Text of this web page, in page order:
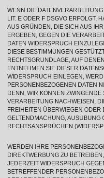
WENN DIE
LIT. E ODER F DSGVO ERFOLGT,
AUS GRÜNDEN, DIE SICH AUS
ERGEBEN, GEGEN DIE
DATEN WIDERSPRUCH
DIESE BESTIMMUNGEN
RECHTSGRUNDLAGE, AUF
ENTNEHMEN SIE DIESER
WIDERSPRUCH EINLEGEN,
PERSONENBEZOGENEN DATEN
DENN, WIR KÖNNEN
VERARBEITUNG NACHWEISEN,
FREIHEITEN ÜBERWIEGEN
GELTENDMACHUNG, AUSÜBUNG
RECHTSANSPRÜCHEN
WERDEN IHRE
DIREKTWERBUNG ZU
JEDERZEIT WIDERSPRUCH
BETREFFENDER